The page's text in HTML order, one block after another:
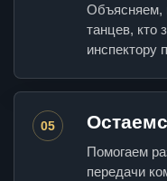
Объясняем,
танцев, кто
инспектору
05
Помогаем
передачи